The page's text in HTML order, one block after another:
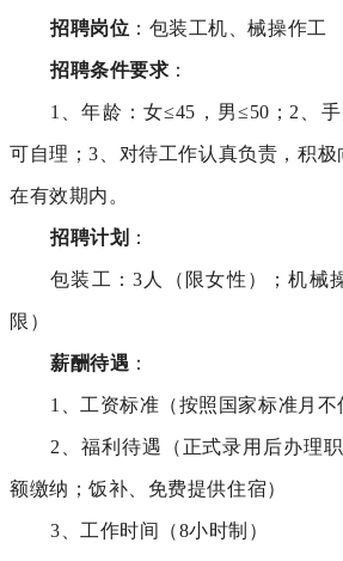
招聘岗位 ：包装工机、械操作工
招聘条件要求 ：
1、年龄：女≤45，男≤50；2、
可自理；3、对待工作认真负责，积极
在有效期内。
招聘计划 ：
包装工：3人（限女性）；机械
限）
薪酬待遇 ：
1、工资标准（按照国家标准月不
2、福利待遇（正式录用后办理
额缴纳；饭补、免费提供住宿）
3、工作时间（8小时制）